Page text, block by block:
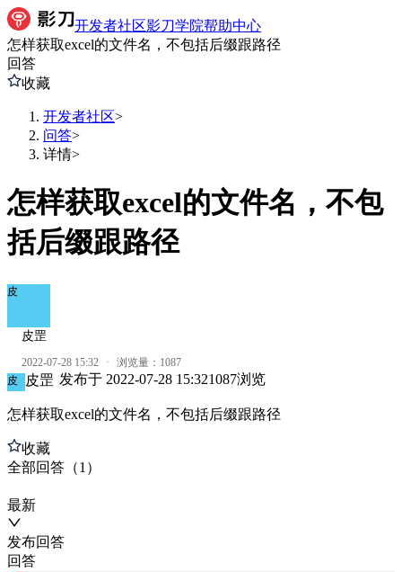
开发者社区影刀学院帮助中心
怎样获取excel的文件名，不包括后缀跟路径
回答
收藏
开发者社区>
问答>
详情>
怎样获取excel的文件名，不包
括后缀跟路径
皮
皮罡
2022-07-28 15:32 · 浏览量： 1087
皮
皮罡 发布于 2022-07-28 15:321087浏览
怎样获取excel的文件名，不包括后缀跟路径
收藏
全部回答 （1 ）
最新
发布回答
回答